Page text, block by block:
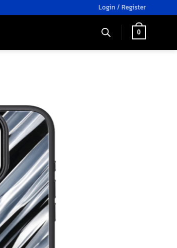
Login / Register
0